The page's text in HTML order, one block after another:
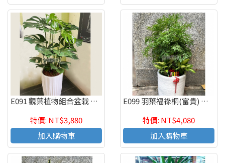
E091 觀葉植物組合盆栽 喬遷之喜 榮陞誌喜盆栽
特價: NT$3,880
加入購物車
E099 羽葉福祿桐(富貴) 喬遷之喜 榮陞誌喜盆栽
特價: NT$4,080
加入購物車